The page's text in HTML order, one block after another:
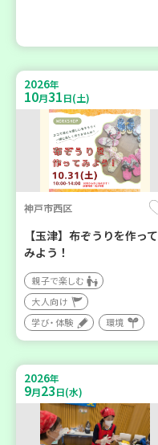
2026年
10月31日(土)
神戸市西区
【玉津】布ぞうりを作って
みよう！
親子で楽しむ
大人向け
学び・体験
環境
2026年
9月23日(水)